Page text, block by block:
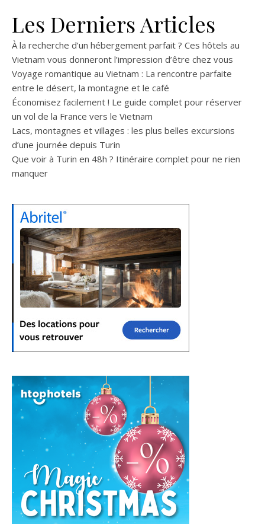
Les Derniers Articles
À la recherche d’un hébergement parfait ? Ces hôtels au
Vietnam vous donneront l’impression d’être chez vous
Voyage romantique au Vietnam : La rencontre parfaite
entre le désert, la montagne et le café
Économisez facilement ! Le guide complet pour réserver
un vol de la France vers le Vietnam
Lacs, montagnes et villages : les plus belles excursions
d’une journée depuis Turin
Que voir à Turin en 48h ? Itinéraire complet pour ne rien
manquer